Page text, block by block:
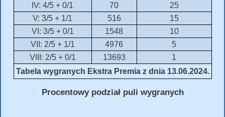
IV: 4/5 + 0/1
70
25
V: 3/5 + 1/1
516
15
VI: 3/5 + 0/1
1548
10
VII: 2/5 + 1/1
4976
5
VIII: 2/5 + 0/1
13693
1
Tabela wygranych Ekstra Premia z dnia 13.06.2024.
Procentowy podział puli wygranych